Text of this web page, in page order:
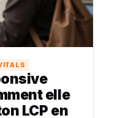
elle
LCP en